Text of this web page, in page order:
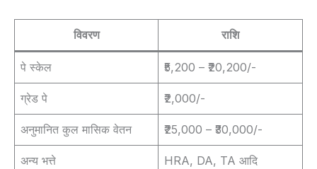
विवरण राशि
पे स्केल ₹5,200 – ₹20,200/-
ग्रेड पे ₹2,000/-
अनुमानित कुल मासिक वेतन ₹25,000 – ₹30,000/-
अन्य भत्ते HRA, DA, TA आदि